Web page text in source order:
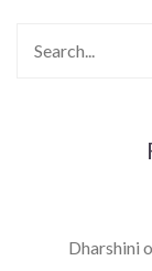
Dharshini